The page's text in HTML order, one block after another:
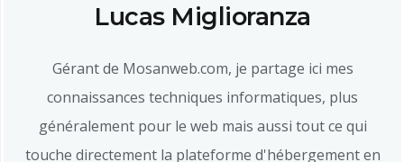
Lucas Miglioranza
Gérant de Mosanweb.com, je partage ici mes
connaissances techniques informatiques, plus
généralement pour le web mais aussi tout ce qui
touche directement la plateforme d'hébergement en